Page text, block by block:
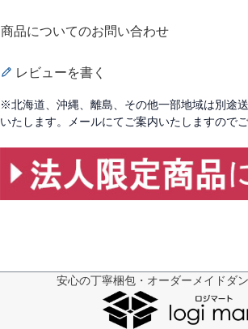
商品についてのお問い合わせ
レビューを書く
※北海道、沖縄、離島、その他一部地域は別途
いたします。メールにてご案内いたしますので
安心の丁寧梱包・オーダーメイドダ